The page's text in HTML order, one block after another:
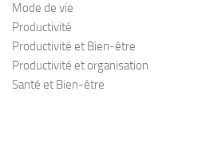
Mode de vie
Productivité
Productivité et Bien-être
Productivité et organisation
Santé et Bien-être